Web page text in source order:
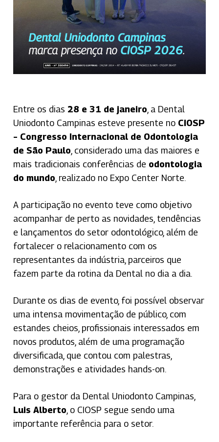
Entre os dias 28 e 31 de janeiro , a Dental
Uniodonto Campinas esteve presente no CIOSP
– Congresso Internacional de Odontologia
de São Paulo , considerado uma das maiores e
mais tradicionais conferências de odontologia
do mundo , realizado no Expo Center Norte.
A participação no evento teve como objetivo
acompanhar de perto as novidades, tendências
e lançamentos do setor odontológico, além de
fortalecer o relacionamento com os
representantes da indústria, parceiros que
fazem parte da rotina da Dental no dia a dia.
Durante os dias de evento, foi possível observar
uma intensa movimentação de público, com
estandes cheios, profissionais interessados em
novos produtos, além de uma programação
diversificada, que contou com palestras,
demonstrações e atividades hands-on.
Para o gestor da Dental Uniodonto Campinas,
Luis Alberto , o CIOSP segue sendo uma
importante referência para o setor.